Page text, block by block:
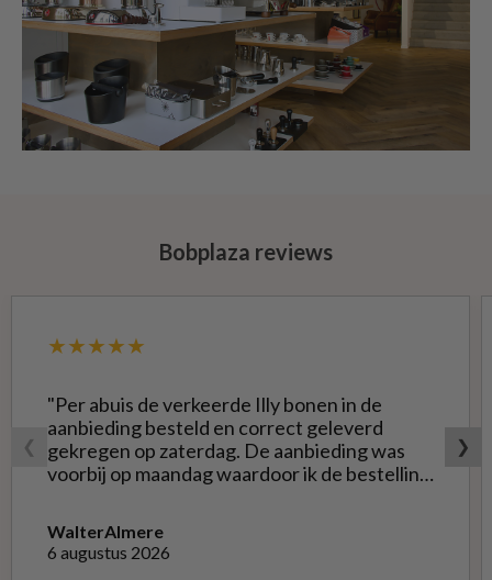
Bobplaza reviews
❮
★★★★★
"Per abuis de verkeerde Illy bonen in de
aanbieding besteld en correct geleverd
gekregen op zaterdag. De aanbieding was
voorbij op maandag waardoor ik de bestelling
worden voor de goede; dat kon misschien in
Haarlem bij de winkel. Op meerdere mails
WalterAlmere
6 augustus 2026
❯